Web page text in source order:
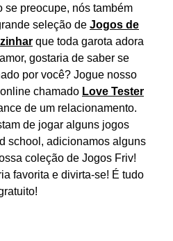
se preocupe, nós também
seleção de Jogos de
que toda garota adora
gostaria de saber se
por você? Jogue nosso
chamado Love Tester
de um relacionamento.
de jogar alguns jogos
school, adicionamos alguns
coleção de Jogos Friv!
favorita e divirta-se! É tudo